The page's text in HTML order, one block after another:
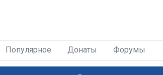
Популярное Донаты Форумы